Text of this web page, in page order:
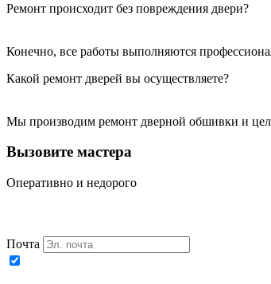
Ремонт происходит без повреждения двери?
Конечно, все работы выполняются
Какой ремонт дверей вы осуществляете?
Мы производим ремонт дверной обшивки и
Вызовите мастера
Оперативно и недорого
Почта